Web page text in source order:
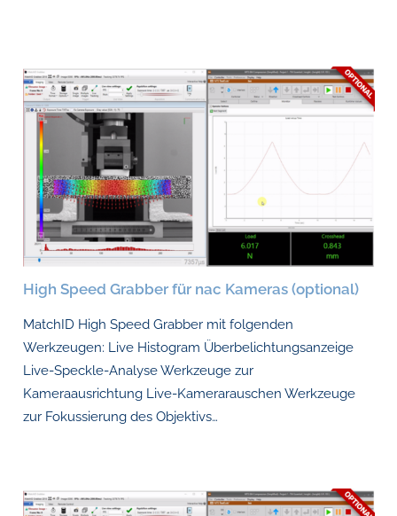
High Speed Grabber für nac Kameras (optional)
MatchID High Speed Grabber mit folgenden
Werkzeugen: Live Histogram Überbelichtungsanzeige
Live-Speckle-Analyse Werkzeuge zur
Kameraausrichtung Live-Kamerarauschen Werkzeuge
zur Fokussierung des Objektivs…